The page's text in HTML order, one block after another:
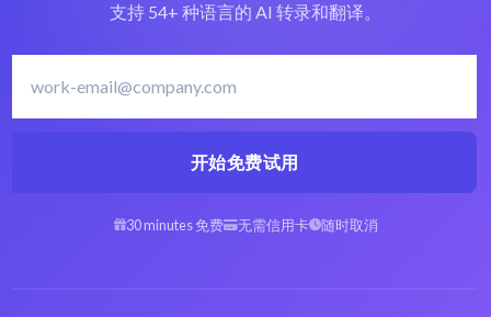
支持 54+ 种语言的 AI 转录和翻译。
开始免费试用
30 minutes 免费 无需信用卡 随时取消